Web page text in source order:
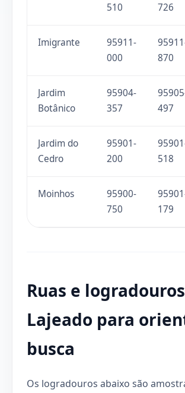
510
726
Imigrante
95911-
000
870
Jardim
Botânico
95904-
357
497
Jardim do
Cedro
95901-
200
518
Moinhos
95900-
750
179
Ruas e
Lajeado para
busca
Os logradouros abaixo são